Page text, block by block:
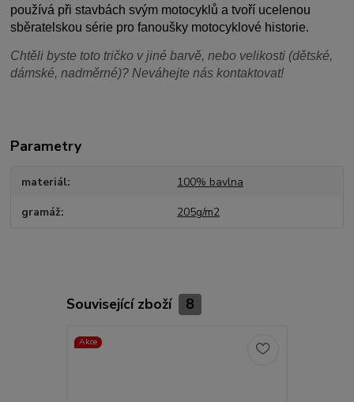
používá při stavbách svým motocyklů a tvoří ucelenou
sběratelskou série pro fanoušky motocyklové historie.
Chtěli byste toto tričko v jiné barvě, nebo velikosti (dětské,
dámské, nadměrné)? Neváhejte nás kontaktovat!
Parametry
materiál 100% bavlna
gramáž 205g/m2
Související zboží 8
Akce